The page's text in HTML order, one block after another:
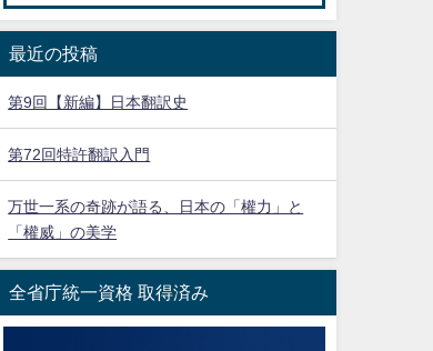
最近の投稿
第9回【新編】日本翻訳史
第72回特許翻訳入門
万世一系の奇跡が語る、日本の「權力」と
「權威」の美学
全省庁統一資格 取得済み